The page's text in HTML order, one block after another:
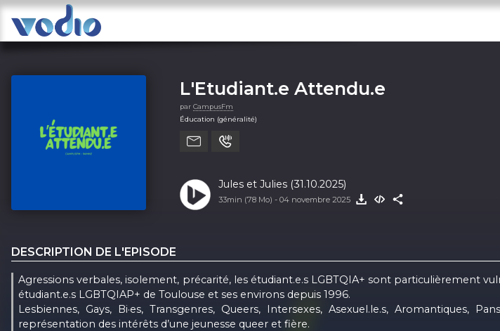
L'Etudiant.e Attendu.e
par CampusFm
Éducation (généralité)
Jules et Julies (31.10.2025)
33min (78 Mo) - 04 novembre 2025
DESCRIPTION DE L'EPISODE
Agressions verbales, isolement, précarité, les étudiant.e.s LGBTQIA+ sont particulièrement
étudiant.e.s LGBTQIAP+ de Toulouse et ses environs depuis 1996.
Lesbiennes, Gays, Bi·es, Transgenres, Queers, Intersexes, Asexuel.le.s,
représentation des intérêts d’une jeunesse queer et fière.